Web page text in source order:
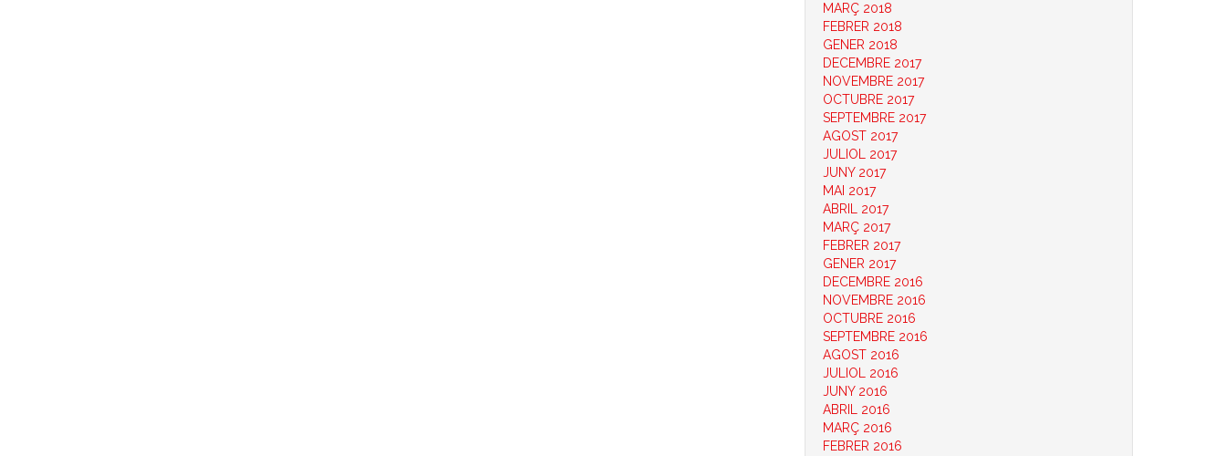
MARÇ 2018
FEBRER 2018
GENER 2018
DECEMBRE 2017
NOVEMBRE 2017
OCTUBRE 2017
SEPTEMBRE 2017
AGOST 2017
JULIOL 2017
JUNY 2017
MAI 2017
ABRIL 2017
MARÇ 2017
FEBRER 2017
GENER 2017
DECEMBRE 2016
NOVEMBRE 2016
OCTUBRE 2016
SEPTEMBRE 2016
AGOST 2016
JULIOL 2016
JUNY 2016
ABRIL 2016
MARÇ 2016
FEBRER 2016